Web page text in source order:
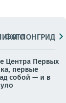
ФОТОЛОНГРИДЫ
Центра Первых
первые
собой — и в